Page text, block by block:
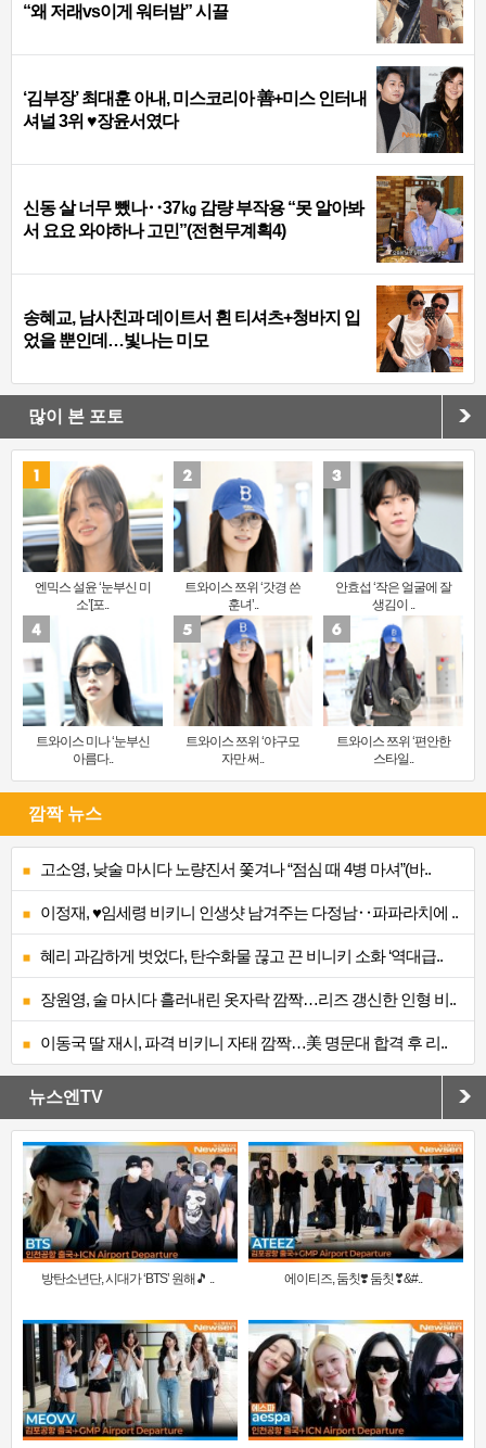
“왜 저래vs이게 워터밤” 시끌
‘김부장’ 최대훈 아내, 미스코리아 善+미스 인터내
셔널 3위 ♥장윤서였다
신동 살 너무 뺐나‥37㎏ 감량 부작용 “못 알아봐
서 요요 와야하나 고민”(전현무계획4)
송혜교, 남사친과 데이트서 흰 티셔츠+청바지 입
었을 뿐인데…빛나는 미모
많이 본 포토
엔믹스 설윤 ‘눈부신 미
소’[포..
트와이스 쯔위 ‘갓경 쓴
훈녀’..
안효섭 ‘작은 얼굴에 잘
생김이 ..
트와이스 미나 ‘눈부신
아름다..
트와이스 쯔위 ‘야구모
자만 써..
트와이스 쯔위 ‘편안한
스타일..
깜짝 뉴스
고소영, 낮술 마시다 노량진서 쫓겨나 “점심 때 4병 마셔”(바..
이정재, ♥임세령 비키니 인생샷 남겨주는 다정남‥파파라치에 ..
혜리 과감하게 벗었다, 탄수화물 끊고 끈 비니키 소화 ‘역대급..
장원영, 술 마시다 흘러내린 옷자락 깜짝…리즈 갱신한 인형 비..
이동국 딸 재시, 파격 비키니 자태 깜짝…美 명문대 합격 후 리..
뉴스엔TV
방탄소년단, 시대가 ‘BTS’ 원해🎵 .. 에이티즈, 둠칫❣️ 둠칫❣&#..